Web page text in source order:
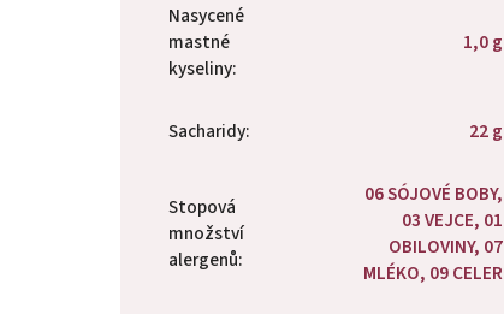
Nasycené
mastné
kyseliny:
1,0 g
Sacharidy: 22 g
Stopová
množství
alergenů:
06 SÓJOVÉ BOBY,
03 VEJCE, 01
OBILOVINY, 07
MLÉKO, 09 CELER